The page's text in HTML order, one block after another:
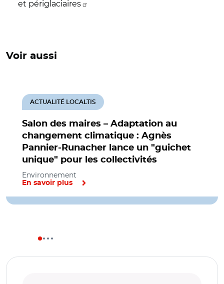
et périglaciaires
Voir aussi
Salon des maires – Adaptation au
changement climatique : Agnès
Pannier-Runacher lance un "guichet
unique" pour les collectivités
ACTUALITÉ LOCALTIS
Environnement
En savoir plus